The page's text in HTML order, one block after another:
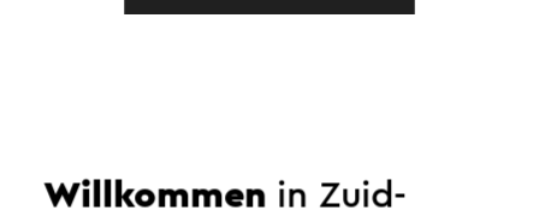
Essen und Trinken Attraktionen
Willkommen in Zuid-